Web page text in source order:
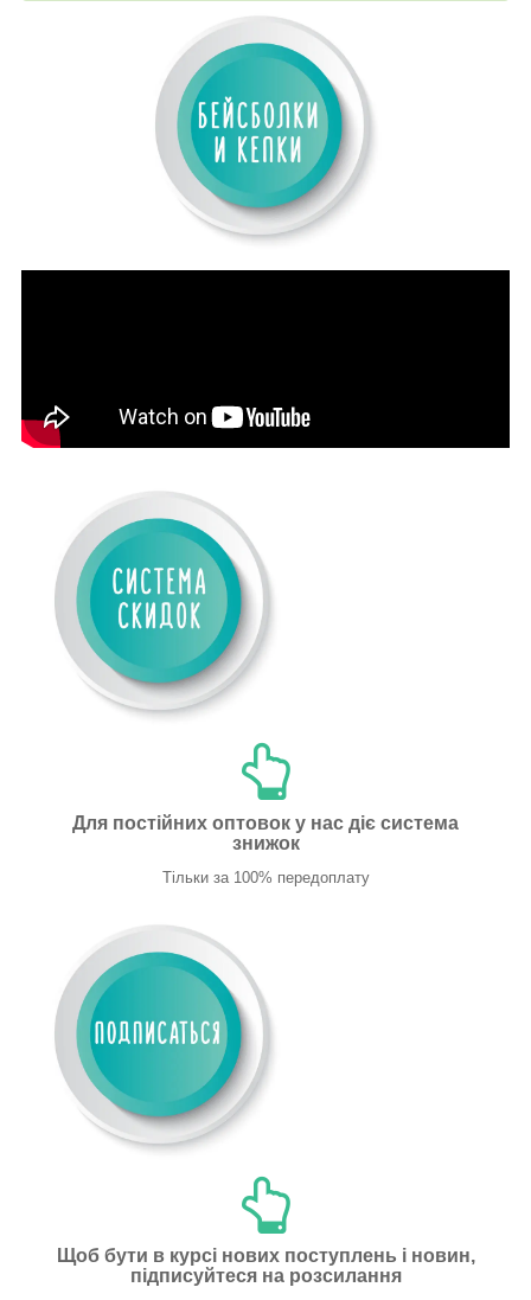
Для постійних оптовок у нас діє система
знижок
Тільки за 100% передоплату
Щоб бути в курсі нових поступлень і новин,
підписуйтеся на розсилання